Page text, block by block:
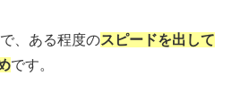
、ある程度のスピードを出して
です。